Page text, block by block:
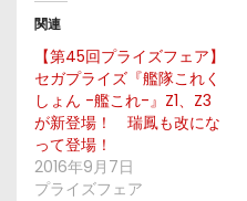
関連
【第45回プライズフェア】
セガプライズ『艦隊これく
しょん -艦これ-』Z1、Z3
が新登場！ 瑞鳳も改にな
って登場！
2016年9月7日
プライズフェア